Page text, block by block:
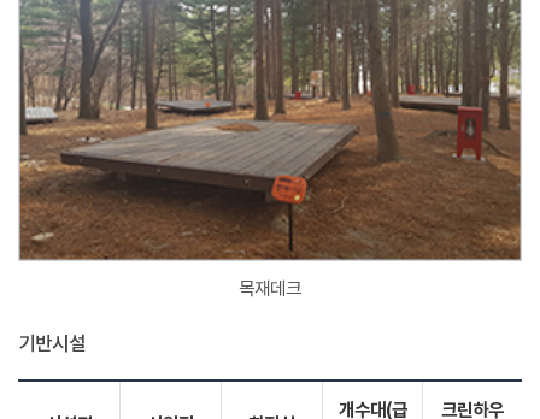
목재데크
기반시설
개수대(급
크린하우